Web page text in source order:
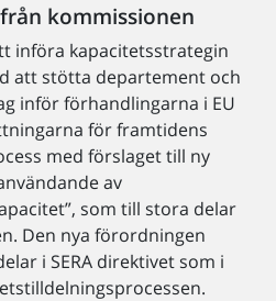
kommissionen
införa kapacitetsstrategin
att stötta departement och
inför förhandlingarna i EU
för framtidens
med förslaget till ny
av
som till stora delar
Den nya förordningen
i SERA direktivet som i